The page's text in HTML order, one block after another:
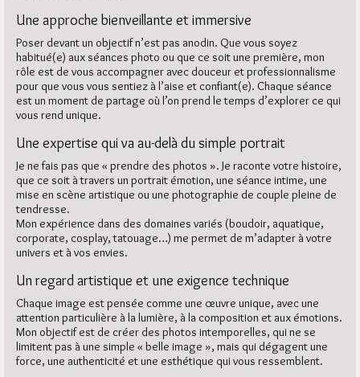
Une approche bienveillante et immersive
Poser devant un objectif n’est pas anodin. Que vous soyez
habitué(e) aux séances photo ou que ce soit une première, mon
rôle est de vous accompagner avec douceur et professionnalisme
pour que vous vous sentiez à l’aise et confiant(e). Chaque séance
est un moment de partage où l’on prend le temps d’explorer ce qui
vous rend unique.
Une expertise qui va au-delà du simple portrait
Je ne fais pas que « prendre des photos ». Je raconte votre histoire,
que ce soit à travers un portrait émotion, une séance intime, une
mise en scène artistique ou une photographie de couple pleine de
tendresse.
Mon expérience dans des domaines variés (boudoir, aquatique,
corporate, cosplay, tatouage…) me permet de m’adapter à votre
univers et à vos envies.
Un regard artistique et une exigence technique
Chaque image est pensée comme une œuvre unique, avec une
attention particulière à la lumière, à la composition et aux émotions.
Mon objectif est de créer des photos intemporelles, qui ne se
limitent pas à une simple « belle image », mais qui dégagent une
force, une authenticité et une esthétique qui vous ressemblent.